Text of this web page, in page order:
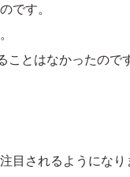
です。
とはなかったのです
目されるようになり